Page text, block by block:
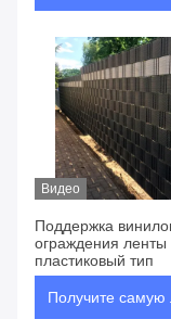
цену
Видео
Поддержка
ограждения ленты
пластиковый тип
Получите самую